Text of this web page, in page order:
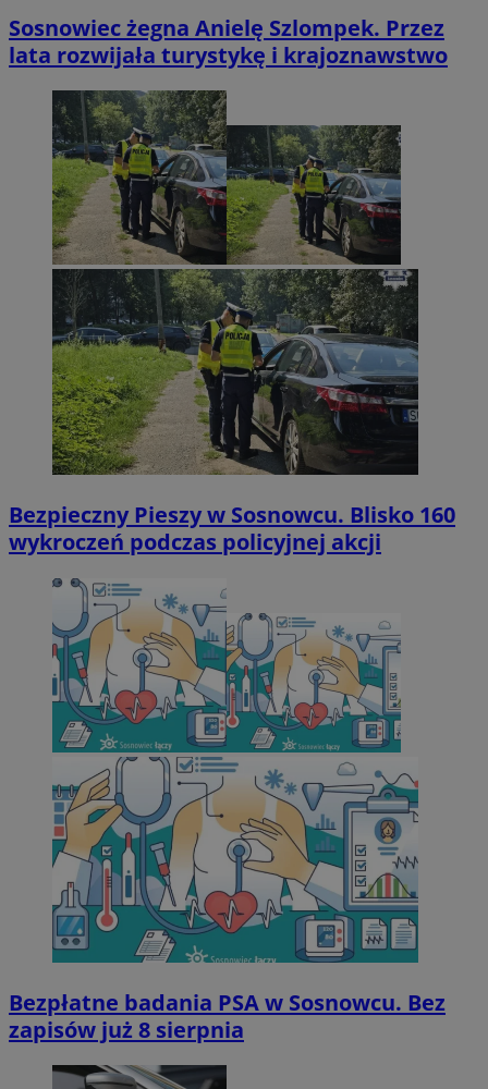
Sosnowiec żegna Anielę Szlompek. Przez
lata rozwijała turystykę i krajoznawstwo
Bezpieczny Pieszy w Sosnowcu. Blisko 160
wykroczeń podczas policyjnej akcji
Bezpłatne badania PSA w Sosnowcu. Bez
zapisów już 8 sierpnia